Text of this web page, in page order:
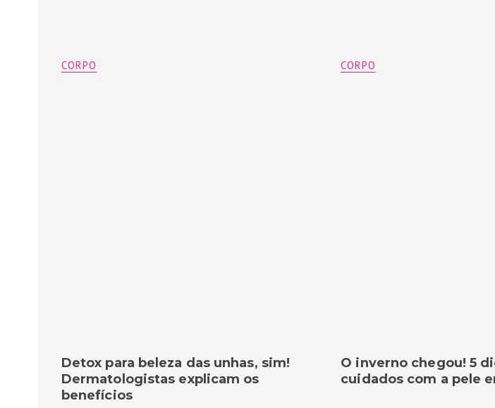
CORPO
O inverno chegou! 5
cuidados com a pele
CORPO
Detox para beleza das unhas, sim!
Dermatologistas explicam os
benefícios